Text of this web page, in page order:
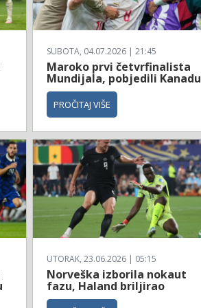
SUBOTA, 04.07.2026 | 21:45
Maroko prvi četvrfinalista
Mundijala, pobjedili Kanadu
PROČITAJ VIŠE
UTORAK, 23.06.2026 | 05:15
Norveška izborila nokaut
fazu, Haland briljirao